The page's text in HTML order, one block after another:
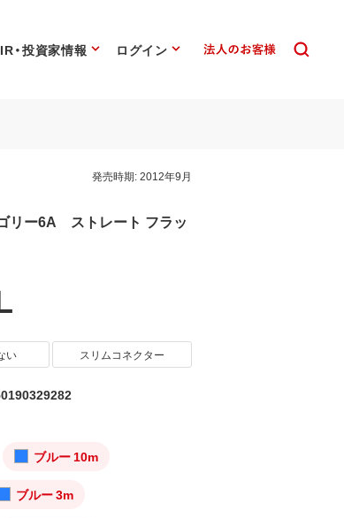
IR・投資家情報 ログイン
発売時期:2012年9月
リー6A ストレート フラッ
い スリムコネクター
ブルー 10m
ブルー 3m